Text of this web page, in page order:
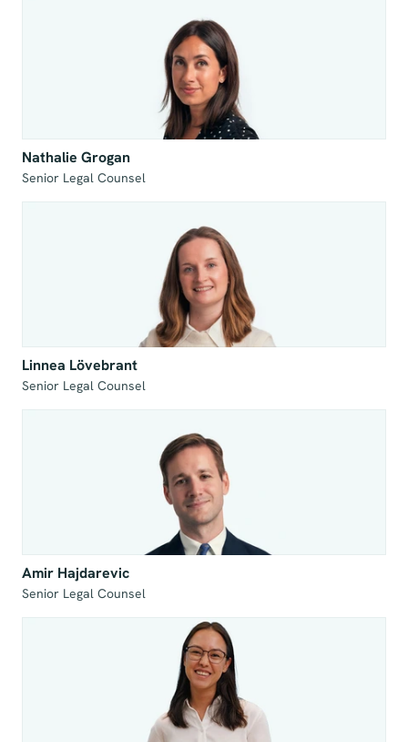
Nathalie Grogan
Senior Legal Counsel
Linnea Lövebrant
Senior Legal Counsel
Amir Hajdarevic
Senior Legal Counsel